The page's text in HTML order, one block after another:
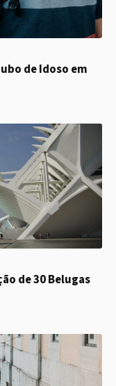
de Idoso em
de 30 Belugas